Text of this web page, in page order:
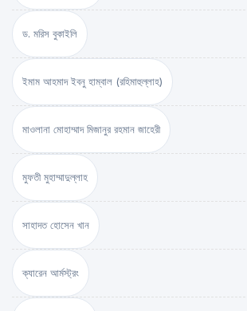
ড. মরিস বুকাইলি
ইমাম আহমাদ ইবনু হাম্বাল (রহিমাহুল্লাহ)
মাওলানা মোহাম্মাদ মিজানুর রহমান জাহেরী
মুফতী মুহাম্মাদুল্লাহ
সাহাদত হোসেন খান
ক্যারেন আর্মস্ট্রং